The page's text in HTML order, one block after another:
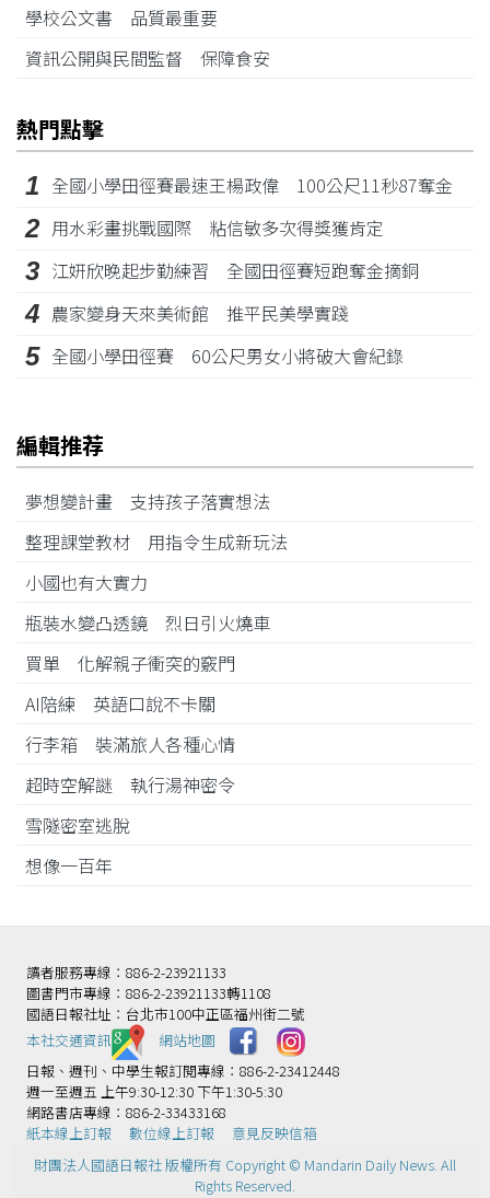
學校公文書 品質最重要
資訊公開與民間監督 保障食安
熱門點擊
1 全國小學田徑賽最速王楊政偉 100公尺11秒87奪金
2 用水彩畫挑戰國際 粘信敏多次得獎獲肯定
3 江姸欣晚起步勤練習 全國田徑賽短跑奪金摘銅
4 農家變身天來美術館 推平民美學實踐
5 全國小學田徑賽 60公尺男女小將破大會紀錄
編輯推荐
夢想變計畫 支持孩子落實想法
整理課堂教材 用指令生成新玩法
小國也有大實力
瓶裝水變凸透鏡 烈日引火燒車
買單 化解親子衝突的竅門
AI陪練 英語口說不卡關
行李箱 裝滿旅人各種心情
超時空解謎 執行湯神密令
雪隧密室逃脫
想像一百年
讀者服務專線：886-2-23921133
圖書門市專線：886-2-23921133轉1108
國語日報社址：台北市100中正區福州街二號
本社交通資訊️
網站地圖
日報、週刊、中學生報訂閱專線：886-2-23412448
週一至週五 上午9:30-12:30 下午1:30-5:30
網路書店專線：886-2-33433168
紙本線上訂報
數位線上訂報
意見反映信箱
財團法人國語日報社 版權所有 Copyright © Mandarin Daily News. All
Rights Reserved.